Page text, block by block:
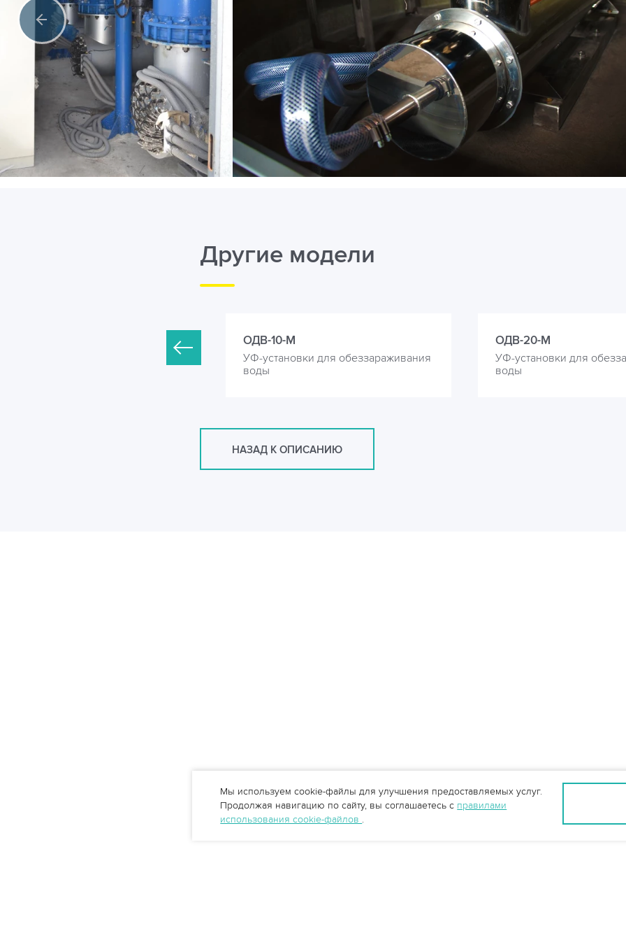
Другие модели
ОДВ-10-М
УФ-установки для обеззараживания
воды
ОДВ-20-М
УФ-установки для
воды
НАЗАД К ОПИСАНИЮ
Мы используем cookie-файлы для улучшения предоставляемых услуг.
Продолжая навигацию по сайту, вы соглашаетесь с правилами
использования cookie-файлов .